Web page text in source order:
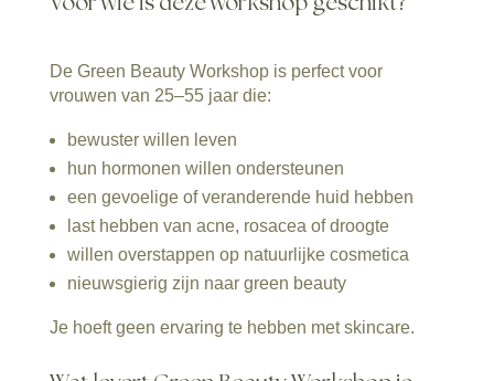
De Green Beauty Workshop is perfect voor
vrouwen van 25–55 jaar die:
bewuster willen leven
hun hormonen willen ondersteunen
een gevoelige of veranderende huid hebben
last hebben van acne, rosacea of droogte
willen overstappen op natuurlijke cosmetica
nieuwsgierig zijn naar green beauty
Je hoeft geen ervaring te hebben met skincare.